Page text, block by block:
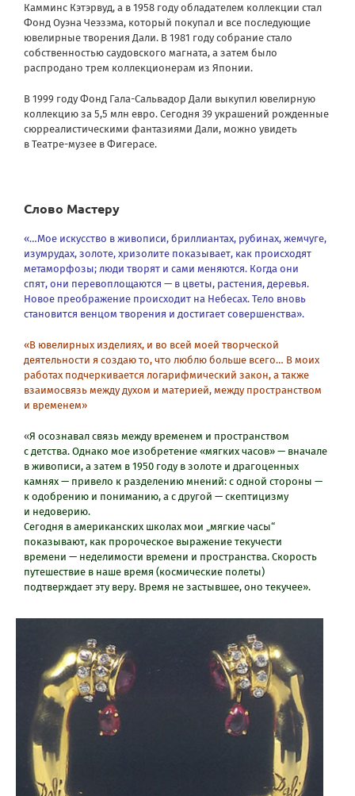
Камминс Кэтэрвуд, а в 1958 году обладателем коллекции стал
Фонд Оуэна Чеэзэма, который покупал и все последующие
ювелирные творения Дали. В 1981 году собрание стало
собственностью саудовского магната, а затем было
распродано трем коллекционерам из Японии.
В 1999 году Фонд Гала-Сальвадор Дали выкупил ювелирную
коллекцию за 5,5 млн евро. Сегодня 39 украшений рожденные
сюрреалистическими фантазиями Дали, можно увидеть
в Театре-музее в Фигерасе.
Слово Мастеру
«…Мое искусство в живописи, бриллиантах, рубинах, жемчуге,
изумрудах, золоте, хризолите показывает, как происходят
метаморфозы; люди творят и сами меняются. Когда они
спят, они перевоплощаются — в цветы, растения, деревья.
Новое преображение происходит на Небесах. Тело вновь
становится венцом творения и достигает совершенства».
«В ювелирных изделиях, и во всей моей творческой
деятельности я создаю то, что люблю больше всего… В моих
работах подчеркивается логарифмический закон, а также
взаимосвязь между духом и материей, между пространством
и временем»
«Я осознавал связь между временем и пространством
с детства. Однако мое изобретение «мягких часов» — вначале
в живописи, а затем в 1950 году в золоте и драгоценных
камнях — привело к разделению мнений: с одной стороны —
к одобрению и пониманию, а с другой — скептицизму
и недоверию.
Сегодня в американских школах мои „мягкие часы“
показывают, как пророческое выражение текучести
времени — неделимости времени и пространства. Скорость
путешествие в наше время (космические полеты)
подтверждает эту веру. Время не застывшее, оно текучее».